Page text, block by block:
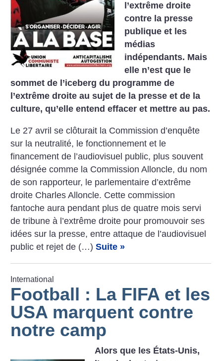
l’extrême droite
contre la presse
publique et les
médias
indépendants. Mais
elle n’est que le
sommet de l’iceberg du programme de
l’extrême droite au sujet de la presse et de la
culture, qu’elle entend effacer et mettre au pas.
Le 27 avril se clôturait la Commission d’enquête
sur la neutralité, le fonctionnement et le
financement de l’audiovisuel public, plus souvent
désignée comme la Commission Alloncle, du nom
de son rapporteur, le parlementaire d’extrême
droite Charles Alloncle. Cette commission
fantoche aura pendant plus de quatre mois servi
de tribune à l’extrême droite pour promouvoir ses
idées sur la ­presse, entre attaque de l’audiovisuel
public et rejet de (…)Suite »
International
Football : La FIFA et les
USA marquent contre
notre camp
Alors que les États-Unis,